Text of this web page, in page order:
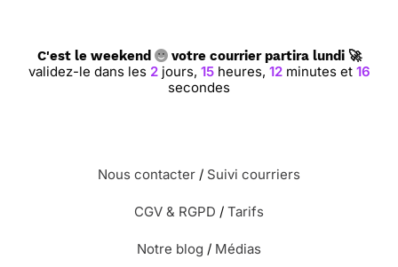
C'est le weekend votre courrier partira lundi 🚀
validez-le dans les 2 jours, 15 heures, 12 minutes et 15
secondes
Nous contacter / Suivi courriers
CGV & RGPD / Tarifs
Notre blog / Médias